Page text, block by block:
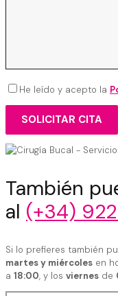
He leído y acepto la
También
al (+34)
Si lo prefieres también
martes y miércoles en
a 18:00, y los viernes de